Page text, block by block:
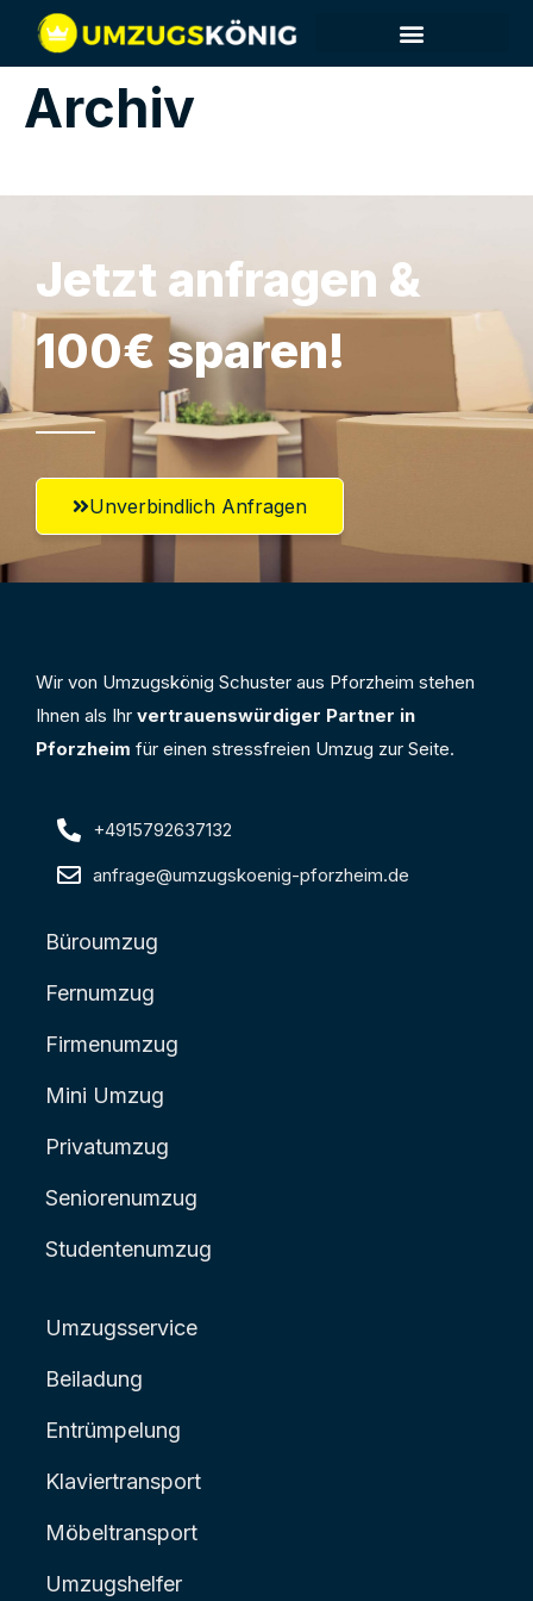
Archiv
Jetzt anfragen &
100€ sparen!
Unverbindlich Anfragen
Wir von Umzugskönig Schuster aus Pforzheim stehen
Ihnen als Ihr vertrauenswürdiger Partner in
Pforzheim für einen stressfreien Umzug zur Seite.
+4915792637132
anfrage@umzugskoenig-pforzheim.de
Büroumzug
Fernumzug
Firmenumzug
Mini Umzug
Privatumzug
Seniorenumzug
Studentenumzug
Umzugsservice
Beiladung
Entrümpelung
Klaviertransport
Möbeltransport
Umzugshelfer